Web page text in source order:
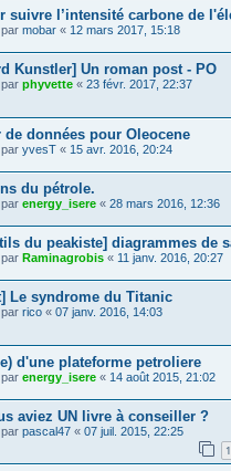
suivre l’intensité carbone de
mobar « 12 mars 2017, 15:18
Kunstler] Un roman post - PO
phyvette « 23 févr. 2017, 22:37
données pour Oleocene
yvesT « 15 avr. 2016, 20:24
du pétrole.
energy_isere « 28 mars 2016, 12:36
du peakiste] diagrammes de
Raminagrobis « 11 janv. 2016, 20:27
Le syndrome du Titanic
rico « 07 janv. 2016, 14:03
d'une plateforme petroliere
energy_isere « 14 août 2015, 21:02
aviez UN livre à conseiller ?
pascal47 « 07 juil. 2015, 22:25
1